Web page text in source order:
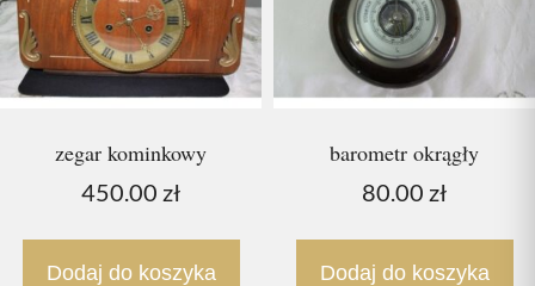
zegar kominkowy
450.00 zł
Dodaj do koszyka
barometr okrągły
80.00 zł
Dodaj do koszyka